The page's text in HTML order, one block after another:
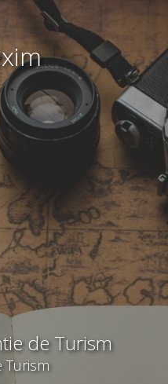
de Turism
Turism